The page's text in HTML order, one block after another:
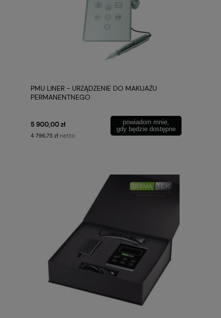
PMU LINER - URZĄDZENIE DO MAKIJAŻU
PERMANENTNEGO
5 900,00 zł
4 796,75 zł netto
powiadom mnie,
gdy będzie dostępne